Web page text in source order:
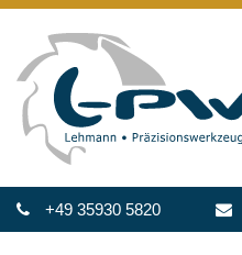
+49 35930 5820